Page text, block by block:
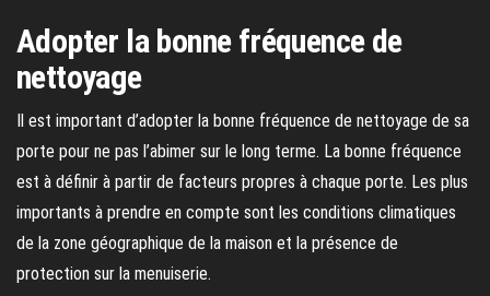
Adopter la bonne fréquence de
nettoyage
Il est important d’adopter la bonne fréquence de nettoyage de sa
porte pour ne pas l’abimer sur le long terme. La bonne fréquence
est à définir à partir de facteurs propres à chaque porte. Les plus
importants à prendre en compte sont les conditions climatiques
de la zone géographique de la maison et la présence de
protection sur la menuiserie.